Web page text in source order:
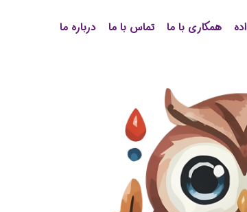
همکاری با ما تماس با ما درباره ما